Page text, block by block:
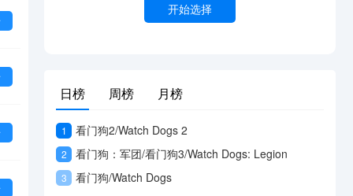
开始选择
日榜 周榜 月榜
1 看门狗2/Watch Dogs 2
2 看门狗：军团/看门狗3/Watch Dogs: Legion
3 看门狗/Watch Dogs